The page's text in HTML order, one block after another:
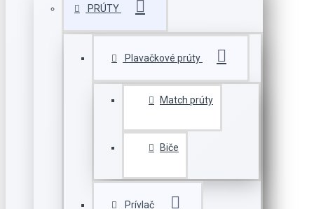
PRÚTY
Plavačkové prúty
Match prúty
Biče
Prívlač